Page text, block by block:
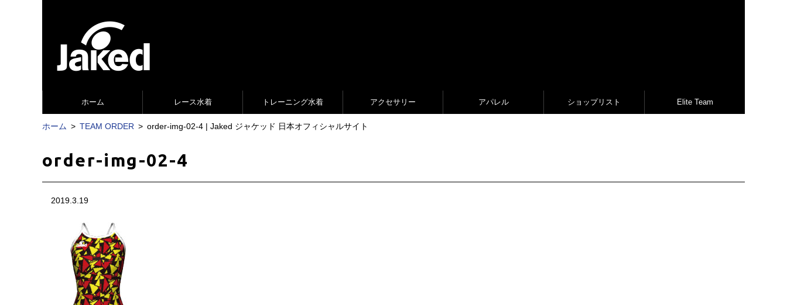
ホーム レース水着 トレーニング水着 アクセサリー アパレル ショップリスト Elite Team
ホーム TEAM ORDER order-img-02-4 | Jaked ジャケッド 日本オフィシャルサイト
order-img-02-4
2019.3.19